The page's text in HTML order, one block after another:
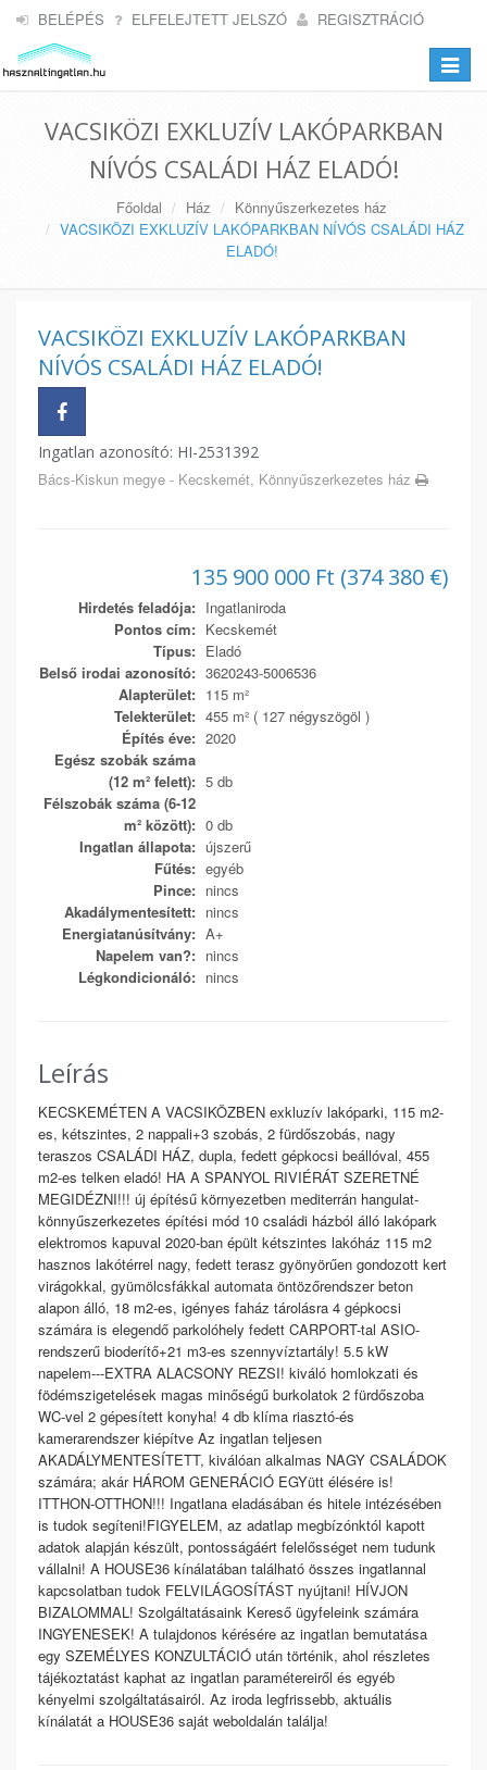
BELÉPÉS ELFELEJTETT JELSZÓ REGISZTRÁCIÓ
Toggle
VACSIKÖZI EXKLUZÍV LAKÓPARKBAN
NÍVÓS CSALÁDI HÁZ ELADÓ!
Főoldal Ház
Könnyűszerkezetes ház
VACSIKÖZI EXKLUZÍV LAKÓPARKBAN NÍVÓS CSALÁDI HÁZ
ELADÓ!
VACSIKÖZI EXKLUZÍV LAKÓPARKBAN
NÍVÓS CSALÁDI HÁZ ELADÓ!
Ingatlan azonosító: HI-2531392
Bács-Kiskun megye - Kecskemét, Könnyűszerkezetes ház
135 900 000 Ft (374 380 €)
Hirdetés feladója: Ingatlaniroda
Pontos cím: Kecskemét
Típus: Eladó
Belső irodai azonosító: 3620243-5006536
Alapterület: 115 m²
Telekterület: 455 m² ( 127 négyszögöl )
Építés éve: 2020
Egész szobák száma
(12 m² felett): 5 db
Félszobák száma (6-12
m² között): 0 db
Ingatlan állapota: újszerű
Fűtés: egyéb
Pince: nincs
Akadálymentesített: nincs
Energiatanúsítvány: A+
Napelem van?: nincs
Légkondicionáló: nincs
Leírás
KECSKEMÉTEN A VACSIKÖZBEN exkluzív lakóparki, 115 m2-
es, kétszintes, 2 nappali+3 szobás, 2 fürdőszobás, nagy
teraszos CSALÁDI HÁZ, dupla, fedett gépkocsi beállóval, 455
m2-es telken eladó! HA A SPANYOL RIVIÉRÁT SZERETNÉ
MEGIDÉZNI!!! új építésű környezetben mediterrán hangulat-
könnyűszerkezetes építési mód 10 családi házból álló lakópark
elektromos kapuval 2020-ban épült kétszintes lakóház 115 m2
hasznos lakótérrel nagy, fedett terasz gyönyörűen gondozott kert
virágokkal, gyümölcsfákkal automata öntözőrendszer beton
alapon álló, 18 m2-es, igényes faház tárolásra 4 gépkocsi
számára is elegendő parkolóhely fedett CARPORT-tal ASIO-
rendszerű bioderítő+21 m3-es szennyvíztartály! 5.5 kW
napelem---EXTRA ALACSONY REZSI! kiváló homlokzati és
födémszigetelések magas minőségű burkolatok 2 fürdőszoba
WC-vel 2 gépesített konyha! 4 db klíma riasztó-és
kamerarendszer kiépítve Az ingatlan teljesen
AKADÁLYMENTESÍTETT, kiválóan alkalmas NAGY CSALÁDOK
számára; akár HÁROM GENERÁCIÓ EGYütt élésére is!
ITTHON-OTTHON!!! Ingatlana eladásában és hitele intézésében
is tudok segíteni! ​ FIGYELEM, az adatlap megbízónktól kapott
adatok alapján készült, pontosságáért felelősséget nem tudunk
vállalni! A HOUSE36 kínálatában található összes ingatlannal
kapcsolatban tudok FELVILÁGOSÍTÁST nyújtani! HÍVJON
BIZALOMMAL! Szolgáltatásaink Kereső ügyfeleink számára
INGYENESEK! A tulajdonos kérésére az ingatlan bemutatása
egy SZEMÉLYES KONZULTÁCIÓ után történik, ahol részletes
tájékoztatást kaphat az ingatlan paramétereiről és egyéb
kényelmi szolgáltatásairól. Az iroda legfrissebb, aktuális
kínálatát a HOUSE36 saját weboldalán találja!